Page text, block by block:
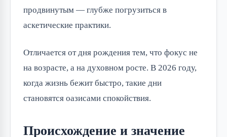
продвинутым — глубже погрузиться в
аскетические практики.
Отличается от дня рождения тем, что фокус не
на возрасте, а на духовном росте. В 2026 году,
когда жизнь бежит быстро, такие дни
становятся оазисами спокойствия.
Происхождение и значение